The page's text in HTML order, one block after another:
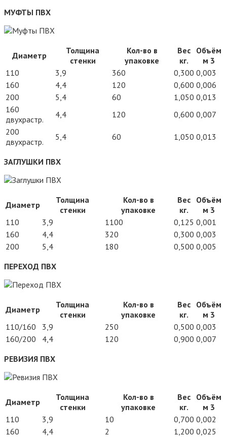
МУФТЫ ПВХ
Диаметр
Толщина
стенки
Кол-во в
упаковке
Вес
кг.
Объём
м 3
110
3,9 360 0,300 0,003
160
4,4 120 0,600 0,006
200
5,4 60 1,050 0,013
160
двухрастр.
4,4 120 0,600 0,007
200
двухрастр.
5,4 60 1,050 0,013
ЗАГЛУШКИ ПВХ
Диаметр
Толщина
стенки
Кол-во в
упаковке
Вес
кг.
Объём
м 3
110
3,9 1100 0,125 0,001
160
4,4 320 0,300 0,003
200
5,4 180 0,500 0,005
ПЕРЕХОД ПВХ
Диаметр
Толщина
стенки
Кол-во в
упаковке
Вес
кг.
Объём
м 3
110/160
3,9 250 0,500 0,003
160/200
4,4 120 0,900 0,007
РЕВИЗИЯ ПВХ
Диаметр
Толщина
стенки
Кол-во в
упаковке
Вес
кг.
Объём
м 3
110
3,9 10 0,700 0,002
160
4,4 2 1,200 0,025